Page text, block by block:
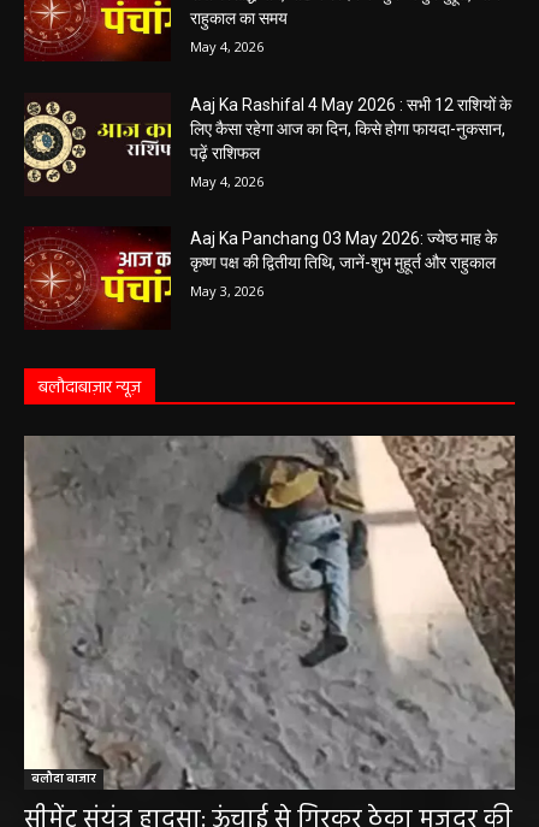
राहुकाल का समय
May 4, 2026
Aaj Ka Rashifal 4 May 2026 : सभी 12 राशियों के
लिए कैसा रहेगा आज का दिन, किसे होगा फायदा-नुकसान,
पढ़ें राशिफल
May 4, 2026
Aaj Ka Panchang 03 May 2026: ज्येष्ठ माह के
कृष्ण पक्ष की द्वितीया तिथि, जानें-शुभ मुहूर्त और राहुकाल
May 3, 2026
बलौदाबाज़ार न्यूज़
बलौदा बाजार
सीमेंट संयंत्र हादसा: ऊंचाई से गिरकर ठेका मजदूर की